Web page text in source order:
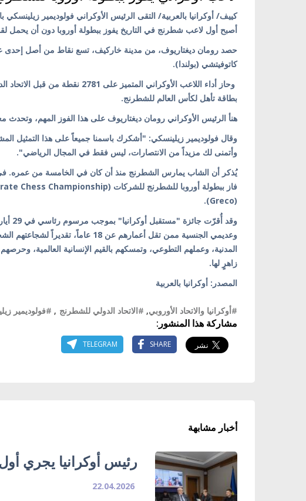
أصبح أول لاعب شطرنج في التاريخ يفوز ببطولة أوروبا دون أن يحمل
حصد رومان ديغتاريوف، من مدينة خاركيف، تسع نقاط من أصل إحدى
كاتوفيتشي (بولندا).
بطاقة تأهل لكأس العالم للشطرنج.
هنأ الرئيس الأوكراني رومان ديغتاريوف على هذا الفوز المهم، وتحدث
وقال فولوديمير زيلينسكي: "أشكرك باسمنا جميعاً على هذا التمثيل
وأتمنى لك مزيداً من الانتصارات، ليس فقط في المجال الرياضي".
(Greco).
وعديمي الجنسية ممن تقل أعمارهم عن
المدنية، وعملهم التطوعي، وتمسكهم بالقيم الإنسانية العالمية، وحرصهم
زاهرٍ لها.
المصدر: أوكرانيا بالعربية
#أوكرانيا والاتحاد الأوروبي, #الاتحاد الدولي للشطرنج , #فولوديمير
مشاركة هذا المنشور:
SHARE
TELEGRAM
أخبار مشابهة
رئيس أوكرانيا يجري
22.04.2026